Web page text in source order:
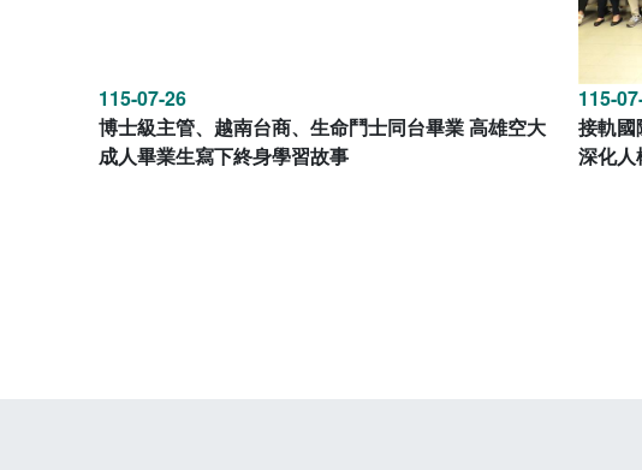
115-07-26
博士級主管、越南台商、生命鬥士同台畢業 高雄空大
成人畢業生寫下終身學習故事
115-
接軌國
深化人